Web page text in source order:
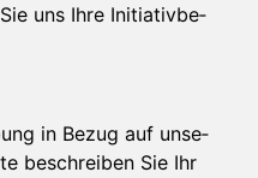
uns Ihre In­itia­tiv­be­
in Be­zug auf un­se­
be­schrei­ben Sie Ihr